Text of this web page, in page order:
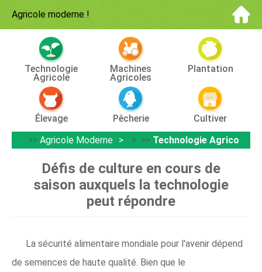
Agricole moderne !
Technologie
Agricole
Machines
Agricoles
Plantation
Élevage Pêcherie
Cultiver
>> Agricole Moderne > >> Technologie Agricole
Défis de culture en cours de
saison auxquels la technologie
peut répondre
La sécurité alimentaire mondiale pour l'avenir dépend
de semences de haute qualité. Bien que le